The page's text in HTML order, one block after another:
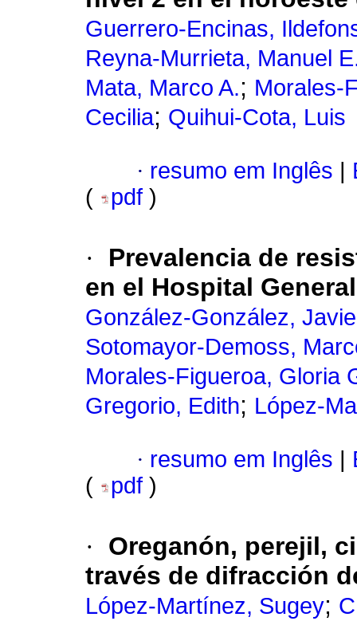
Guerrero-Encinas,
Reyna-Murrieta, Manuel
Mata, Marco A.; Morales-
Cecilia; Quihui-Cota, Luis
· resumo em Inglês
(
pdf )
·
Prevalencia de
en el Hospital
González-González,
Sotomayor-Demoss,
Morales-Figueroa, Gloria
Gregorio, Edith; López-
· resumo em Inglês
(
pdf )
·
Oreganón, perejil,
través de difracción
López-Martínez, Sugey;